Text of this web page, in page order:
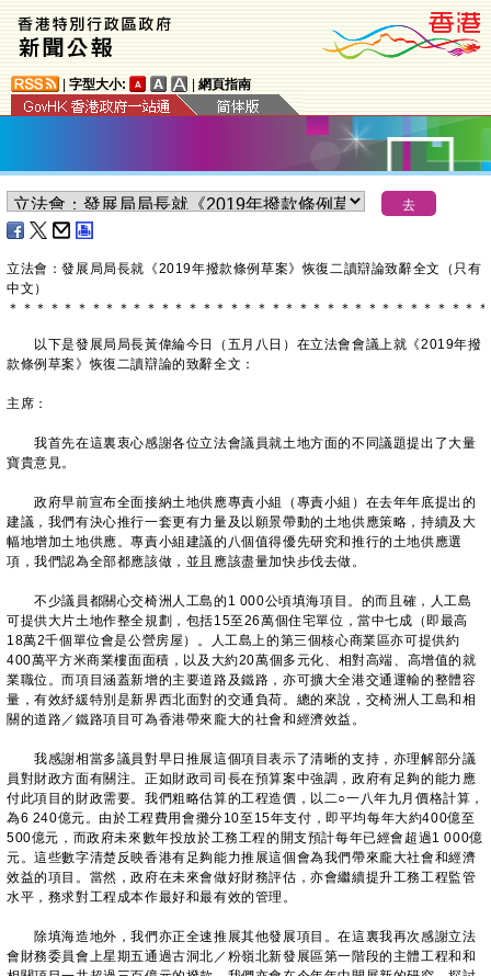
字型大小: 網頁指南
立法會：發展局局長就《2019年撥款條例草案》恢復二讀辯論致辭全文（只有
中文）
＊ ＊ ＊ ＊ ＊ ＊ ＊ ＊ ＊ ＊ ＊ ＊ ＊ ＊ ＊ ＊ ＊ ＊ ＊ ＊ ＊ ＊ ＊ ＊ ＊ ＊ ＊ ＊ ＊ ＊ ＊ ＊ ＊ ＊ ＊
以下是發展局局長黃偉綸今日（五月八日）在立法會會議上就《2019年撥
款條例草案》恢復二讀辯論的致辭全文：
主席：
我首先在這裏衷心感謝各位立法會議員就土地方面的不同議題提出了大量
寶貴意見。
政府早前宣布全面接納土地供應專責小組（專責小組）在去年年底提出的
建議，我們有決心推行一套更有力量及以願景帶動的土地供應策略，持續及大
幅地增加土地供應。專責小組建議的八個值得優先研究和推行的土地供應選
項，我們認為全部都應該做，並且應該盡量加快步伐去做。
不少議員都關心交椅洲人工島的1 000公頃填海項目。的而且確，人工島
可提供大片土地作整全規劃，包括15至26萬個住宅單位，當中七成（即最高
18萬2千個單位會是公營房屋）。人工島上的第三個核心商業區亦可提供約
400萬平方米商業樓面面積，以及大約20萬個多元化、相對高端、高增值的就
業職位。而項目涵蓋新增的主要道路及鐵路，亦可擴大全港交通運輸的整體容
量，有效紓緩特別是新界西北面對的交通負荷。總的來說，交椅洲人工島和相
關的道路／鐵路項目可為香港帶來龐大的社會和經濟效益。
我感謝相當多議員對早日推展這個項目表示了清晰的支持，亦理解部分議
員對財政方面有關注。正如財政司司長在預算案中強調，政府有足夠的能力應
付此項目的財政需要。我們粗略估算的工程造價，以二○一八年九月價格計算，
為6 240億元。由於工程費用會攤分10至15年支付，即平均每年大約400億至
500億元，而政府未來數年投放於工務工程的開支預計每年已經會超過1 000億
元。這些數字清楚反映香港有足夠能力推展這個會為我們帶來龐大社會和經濟
效益的項目。當然，政府在未來會做好財務評估，亦會繼續提升工務工程監管
水平，務求對工程成本作最好和最有效的管理。
除填海造地外，我們亦正全速推展其他發展項目。在這裏我再次感謝立法
會財務委員會上星期五通過古洞北／粉嶺北新發展區第一階段的主體工程和和